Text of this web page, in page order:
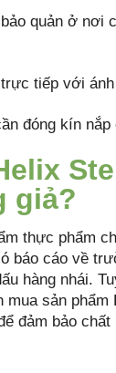
quản ở nơi
tiếp với
đóng kín nắp
giả?
thực phẩm
báo cáo về
hàng nhái.
mua sản phẩm
đảm bảo